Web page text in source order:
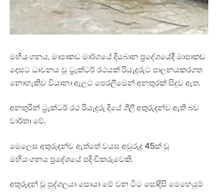
මහියංගනය, මාපාකඩ මාර්ගයේ දියබාන ප්‍රදේශයේදී මාපාකඩ
දෙසට ධාවනය වූ ට්‍රැක්ටර් රථයක් රියැදුරුට පාලනයකරගත
නොහැකිව වියානා ඇලට පෙරලීමෙන් අනතුරක් සිදුව ඇත.
අනතුරින් ට්‍රැක්ටර් රථ රියැදුරු දියේ ගිලී අතුරුදන්ව ඇති බව
වාර්තා වේ.
මෙලෙස අතුරුදන්ව ඇත්තේ වයස අවුරුදු 45ක් වූ
මහියංගනය ප්‍රදේශයේ පදිංචිකරුවෙකි.
අතුරුදන් වූ පුද්ගලයා සොයා මේ වන ටිට සෝදිසි මෙහෙයුම්